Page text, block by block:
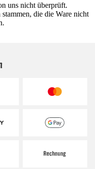
uns nicht überprüft.
die die Ware nicht